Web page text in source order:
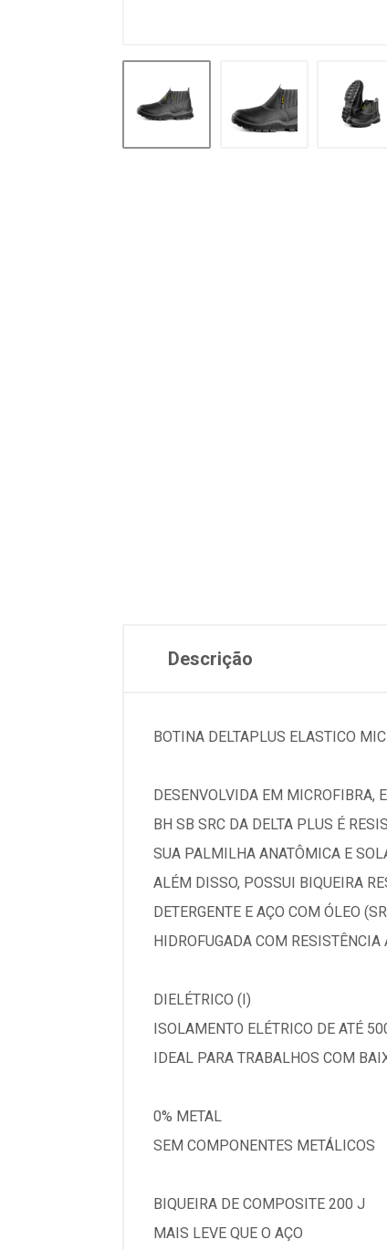
Descrição
BOTINA DELTAPLUS ELASTICO
DESENVOLVIDA EM MICROFIBRA,
BH SB SRC DA DELTA PLUS É
SUA PALMILHA ANATÔMICA E
ALÉM DISSO, POSSUI BIQUEIRA
DETERGENTE E AÇO COM ÓLEO
HIDROFUGADA COM RESISTÊNCIA
DIELÉTRICO (I)
ISOLAMENTO ELÉTRICO DE ATÉ
IDEAL PARA TRABALHOS COM
0% METAL
SEM COMPONENTES METÁLICOS
BIQUEIRA DE COMPOSITE 200 J
MAIS LEVE QUE O AÇO